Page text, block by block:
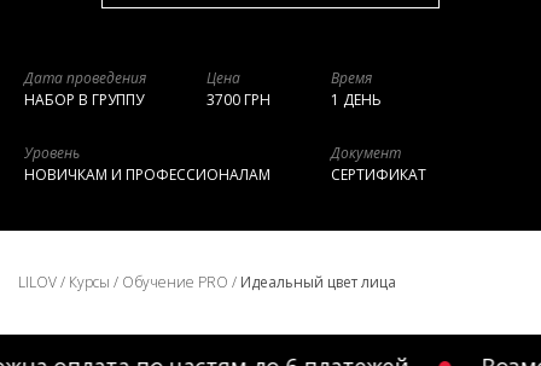
Дата проведения
НАБОР В ГРУППУ
Цена
3700 ГРН
Время
1 ДЕНЬ
Уровень
НОВИЧКАМ И ПРОФЕССИОНАЛАМ
Документ
СЕРТИФИКАТ
LILOV/ Курсы / Обучение PRO / Идеальный цвет лица